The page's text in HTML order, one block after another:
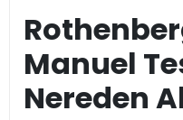
Manuel
Nereden